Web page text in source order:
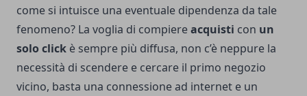
come si intuisce una eventuale dipendenza da tale
fenomeno? La voglia di compiereacquisti con un
solo click è sempre più diffusa, non c’è neppure la
necessità di scendere e cercare il primo negozio
vicino, basta una connessione ad internet e un